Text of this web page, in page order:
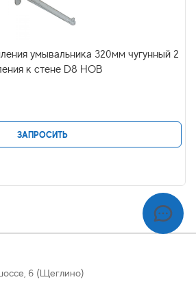
умывальника 320мм чугунный 2
к стене D8 НОВ
ЗАПРОСИТЬ
6 (Щеглино)